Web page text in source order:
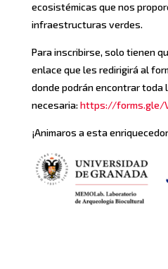
ecosistémicas que nos
infraestructuras verdes.
Para inscribirse, solo tienen
enlace que les redirigirá al
donde podrán encontrar toda
necesaria: https://forms.gle/
¡Animaros a esta